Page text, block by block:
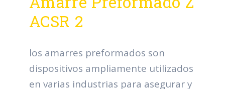
ACSR 2
los amarres preformados son
dispositivos ampliamente utilizados
en varias industrias para asegurar y